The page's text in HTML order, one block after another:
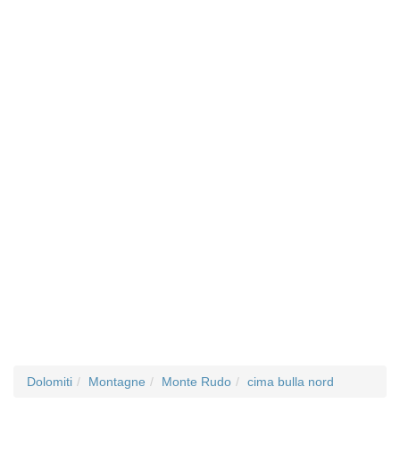
Dolomiti Montagne Monte Rudo cima bulla nord